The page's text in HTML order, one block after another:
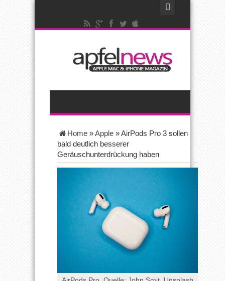
Home »Apple »AirPods Pro 3 sollen
bald deutlich besserer
Geräuschunterdrückung haben